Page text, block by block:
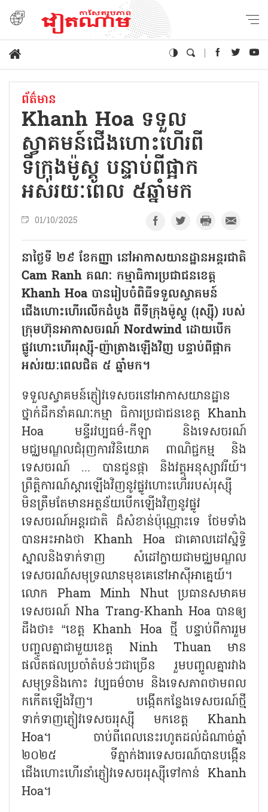
ព័ត៌មាន
Khanh Hoa ទទួល
ស្វាគមន៍ជើងហោះហើរពី
ទីក្រុងម៉ូស្គូ បន្ទាប់ពីផ្អាក
អស់រយៈពេល ៥ឆ្នាំមក
01/10/2025
នាថ្ងៃទី ២៩ ខែកញ្ញា នៅអាកាសយានដ្ឋានអន្តរជាតិ
Cam Ranh គណៈ កម្មាធិការប្រជាជនខេត្ត
Khanh Hoa បានរៀបចំពិធីទទួលស្វាគមន៍
ជើងហោះហើរលើកដំបូង ពីទីក្រុងម៉ូស្គូ (រុស្ស៊ី) របស់
ក្រុមហ៊ុនអាកាសចរណ៍ Nordwind ដោយបើក
ផ្លូវហោះហើររុស្ស៊ី-ញ៉ាត្រាងឡើងវិញ បន្ទាប់ពីផ្អាក
អស់រយៈពេលជិត ៥ ឆ្នាំមក។
ទទួលស្វាគមន៍ភ្ញៀវទេសចរនៅអាកាសយានដ្ឋាន
ថ្នាក់ដឹកនាំគណៈកម្មា ធិការប្រជាជនខេត្ត Khanh
Hoa មន្ទីរវប្បធម៌-កីឡា និងទេសចរណ៍
មជ្ឈមណ្ឌលជំរុញការវិនិយោគ ពាណិជ្ជកម្ម និង
ទេសចរណ៍ ... បានជូនផ្កា និងវត្ថុអនុស្សាវរីយ៍។
ព្រឹត្តិការណ៍ស្តារឡើងវិញនូវផ្លូវហោះហើររបស់រុស្ស៊ី
មិនត្រឹមតែមានអត្ថន័យបើកឡើងវិញនូវផ្លូវ
ទេសចរណ៍អន្តរជាតិ ដ៏សំខាន់ប៉ុណ្ណោះទេ ថែមទាំង
បានអះអាងថា Khanh Hoa ជាគោលដៅស្និទ្ធិ
ស្នាលនិងទាក់ទាញ សំដៅក្លាយជាមជ្ឈមណ្ឌល
ទេសចរណ៍សមុទ្រឈានមុខគេនៅអាស៊ីអាគ្នេយ៍។
លោក Pham Minh Nhut ប្រធានសមាគម
ទេសចរណ៍ Nha Trang-Khanh Hoa បានឲ្យ
ដឹងថា៖ “ខេត្ត Khanh Hoa ថ្មី បន្ទាប់ពីការរួម
បញ្ចូលគ្នាជាមួយខេត្ត Ninh Thuan មាន
ផលិតផលប្រចាំតំបន់ៗជាច្រើន រួមបញ្ចូលគ្នារវាង
សមុទ្រនិងកោះ វប្បធម៌ចាម និងទេសភាពថាមពល
កកើតឡើងវិញ។ បង្កើតកន្លែងទេសចរណ៍ថ្មី
ទាក់ទាញភ្ញៀវទេសចររុស្ស៊ី មកខេត្ត Khanh
Hoa។ ចាប់ពីពេលនេះរហូតដល់ដំណាច់ឆ្នាំ
២០២៥ ទីភ្នាក់ងារទេសចរណ៍បានបង្កើន
ជើងហោះហើរនាំភ្ញៀវទេសចររុស្ស៊ីទៅកាន់ Khanh
Hoa។